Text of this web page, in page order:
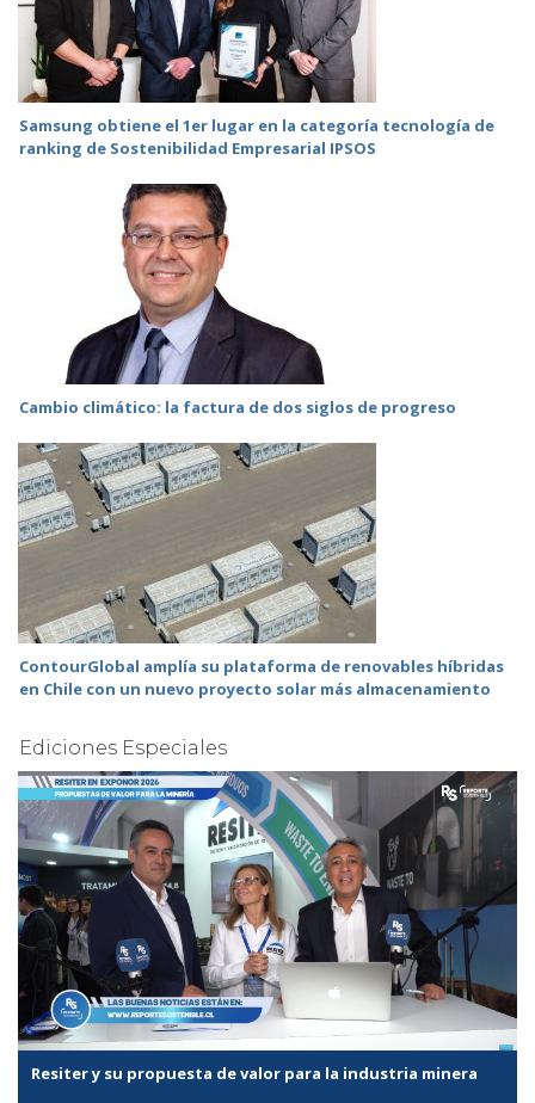
Samsung obtiene el 1er lugar en la categoría tecnología de
ranking de Sostenibilidad Empresarial IPSOS
Cambio climático: la factura de dos siglos de progreso
ContourGlobal amplía su plataforma de renovables híbridas
en Chile con un nuevo proyecto solar más almacenamiento
Ediciones Especiales
Resiter y su propuesta de valor para la industria minera